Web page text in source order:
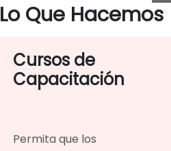
Lo Que Hacemos
Cursos de
Capacitación
Permita que los